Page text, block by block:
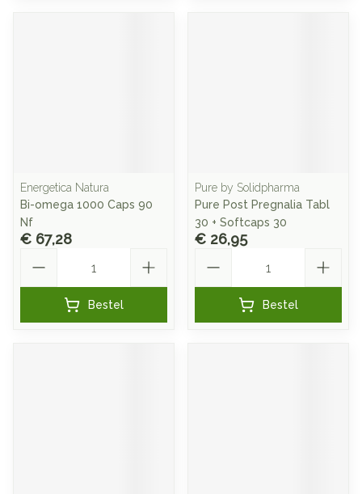
Energetica Natura
Bi-omega 1000 Caps 90
Nf
€ 67,28
Bestel
Pure by Solidpharma
Pure Post Pregnalia Tabl
30 + Softcaps 30
€ 26,95
Bestel